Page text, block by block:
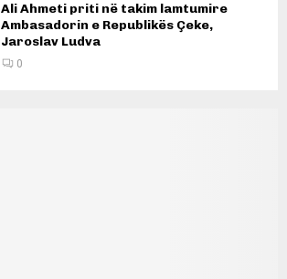
Ali Ahmeti priti në takim lamtumire
Ambasadorin e Republikës Çeke,
Jaroslav Ludva
0